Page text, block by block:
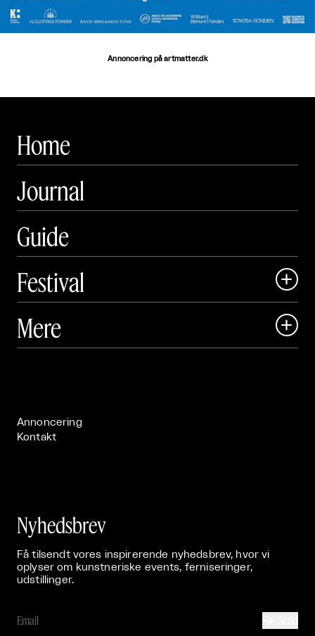
Annoncering på artmatter.dk
Home
Journal
Guide
Festival

 Art Matter Festival
Mere 
Annoncering
Kontakt
Nyhedsbrev
Få tilsendt vores inspirerende nyhedsbrev, hvor vi
oplyser om kunstneriske events, ferniseringer,
udstillinger.